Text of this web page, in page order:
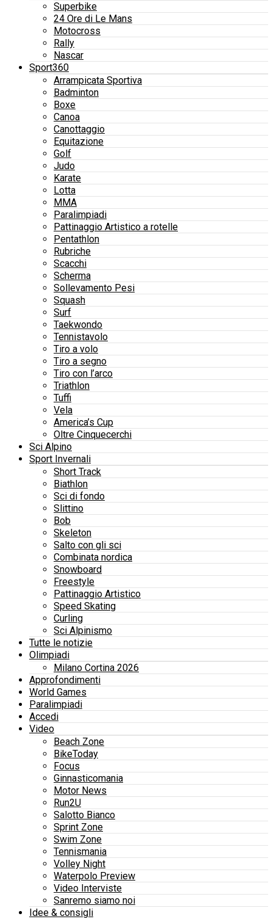
Superbike
24 Ore di Le Mans
Motocross
Rally
Nascar
Sport360
Arrampicata Sportiva
Badminton
Boxe
Canoa
Canottaggio
Equitazione
Golf
Judo
Karate
Lotta
MMA
Paralimpiadi
Pattinaggio Artistico a rotelle
Pentathlon
Rubriche
Scacchi
Scherma
Sollevamento Pesi
Squash
Surf
Taekwondo
Tennistavolo
Tiro a volo
Tiro a segno
Tiro con l’arco
Triathlon
Tuffi
Vela
America’s Cup
Oltre Cinquecerchi
Sci Alpino
Sport Invernali
Short Track
Biathlon
Sci di fondo
Slittino
Bob
Skeleton
Salto con gli sci
Combinata nordica
Snowboard
Freestyle
Pattinaggio Artistico
Speed Skating
Curling
Sci Alpinismo
Tutte le notizie
Olimpiadi
Milano Cortina 2026
Approfondimenti
World Games
Paralimpiadi
Accedi
Video
Beach Zone
BikeToday
Focus
Ginnasticomania
Motor News
Run2U
Salotto Bianco
Sprint Zone
Swim Zone
Tennismania
Volley Night
Waterpolo Preview
Video Interviste
Sanremo siamo noi
Idee & consigli